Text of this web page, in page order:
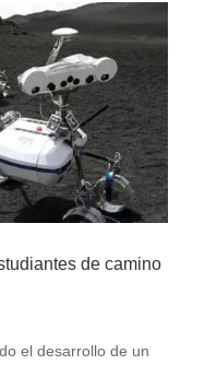
de camino
el desarrollo de un